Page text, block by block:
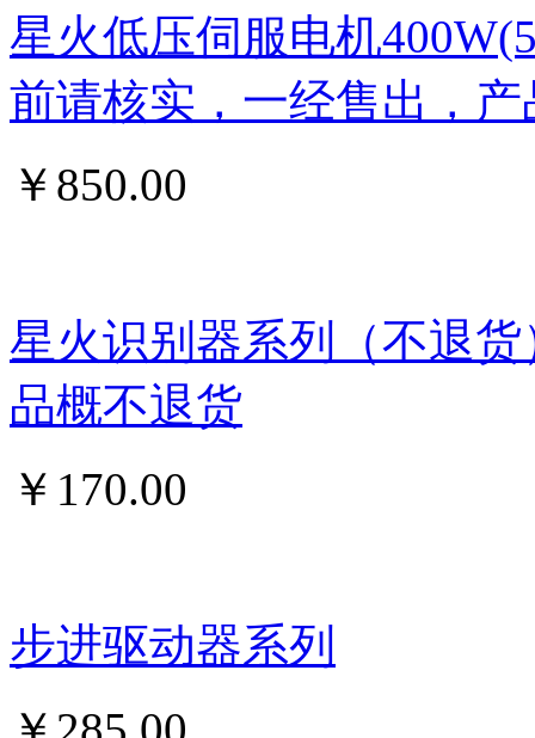
星火低压伺服电机
前请核实，一经售出，
￥ 850.00
星火识别器系列（不退
品概不退货
￥ 170.00
步进驱动器系列